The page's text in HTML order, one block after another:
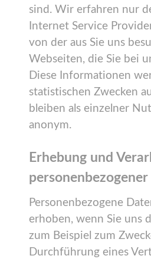
sind. Wir erfahren nur
Internet Service
von der aus Sie uns
Webseiten, die Sie bei
Diese Informationen
statistischen Zwecken
bleiben als einzelner
anonym.
Erhebung und
Personenbezogene
erhoben, wenn Sie uns
zum Beispiel zum
Durchführung eines